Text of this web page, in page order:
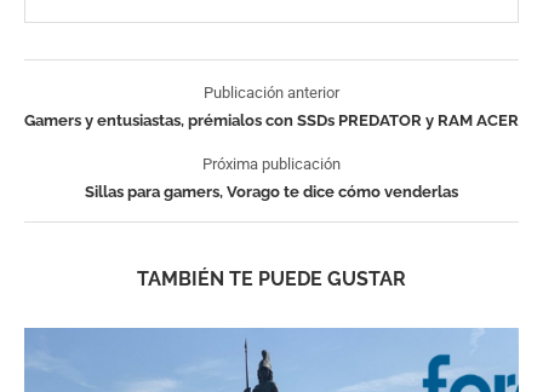
Publicación anterior
Gamers y entusiastas, prémialos con SSDs PREDATOR y RAM ACER
Próxima publicación
Sillas para gamers, Vorago te dice cómo venderlas
TAMBIÉN TE PUEDE GUSTAR